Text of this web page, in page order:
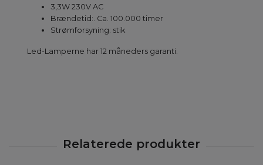
3,3W 230V AC
Brændetid:. Ca. 100.000 timer
Strømforsyning: stik
Led-Lamperne har 12 måneders garanti.